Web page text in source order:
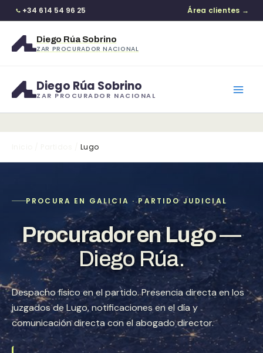
+34 614 54 96 25 Área clientes →
Diego Rúa Sobrino
ZAR PROCURADOR NACIONAL
contenido
Diego Rúa Sobrino
ZAR PROCURADOR NACIONAL
Lugo
PROCURA EN GALICIA · PARTIDO JUDICIAL
Procurador en Lugo—
Diego Rúa.
Despacho físico en el partido. Presencia directa en los
juzgados de Lugo, notificaciones en el día y
comunicación directa con el abogado director.